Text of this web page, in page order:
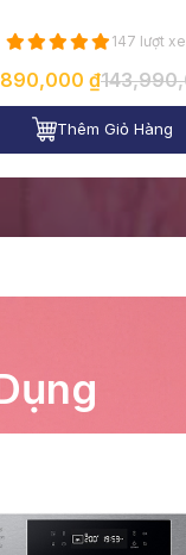
88,990,000 ₫
Thêm